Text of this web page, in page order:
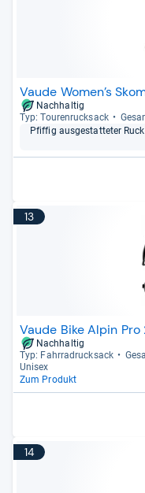
Vaude Women’s
Nachhaltig
Typ: Tou­ren­ruck­sack
Pfif­fig aus­ge­stat­te­ter
13
Vaude Bike Alpin Pro
Nachhaltig
Typ: Fahr­radruck­sack
Uni­sex
Zum Produkt
14